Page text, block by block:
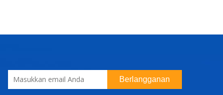
Berlangganan